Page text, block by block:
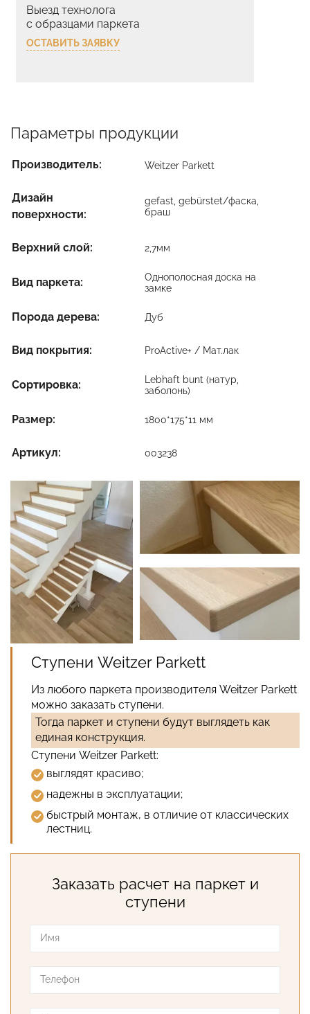
Выезд технолога
с образцами паркета
ОСТАВИТЬ ЗАЯВКУ
Параметры продукции
Производитель: Weitzer Parkett
Дизайн
поверхности:
gefast, gebürstet/фаска,
браш
Верхний слой: 2,7мм
Вид паркета:
Однополосная доска на
замке
Порода дерева: Дуб
Вид покрытия: ProActive+ / Мат.лак
Сортировка:
Lebhaft bunt (натур,
заболонь)
Размер: 1800*175*11 мм
Артикул: 003238
Ступени Weitzer Parkett
Из любого паркета производителя Weitzer Parkett
можно заказать ступени.
Тогда паркет и ступени будут выглядеть как
единая конструкция.
Ступени Weitzer Parkett:
выглядят красиво;
надежны в эксплуатации;
быстрый монтаж, в отличие от классических
лестниц.
Заказать расчет на паркет и
ступени